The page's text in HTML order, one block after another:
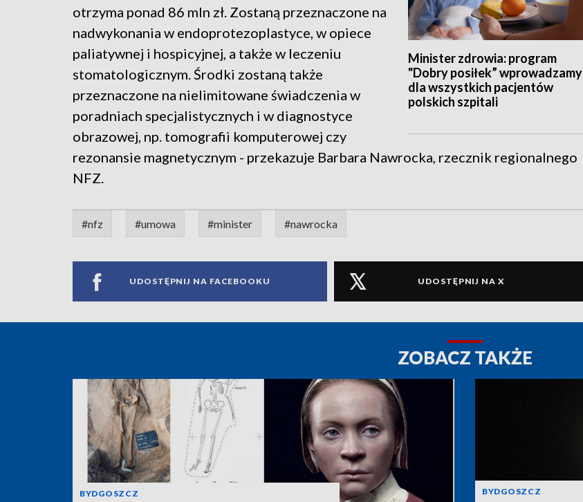
Minister zdrowia: program
"Dobry posiłek” wprowadzamy
dla wszystkich pacjentów
polskich szpitali
otrzyma ponad 86 mln zł. Zostaną przeznaczone na
nadwykonania w endoprotezoplastyce, w opiece
paliatywnej i hospicyjnej, a także w leczeniu
stomatologicznym. Środki zostaną także
przeznaczone na nielimitowane świadczenia w
poradniach specjalistycznych i w diagnostyce
obrazowej, np. tomografii komputerowej czy
rezonansie magnetycznym - przekazuje Barbara Nawrocka, rzecznik regionalnego
NFZ.
#nfz #umowa #minister #nawrocka
UDOSTĘPNIJ NA FACEBOOKU UDOSTĘPNIJ NA X
ZOBACZ TAKŻE
BYDGOSZCZ BYDGOSZCZ